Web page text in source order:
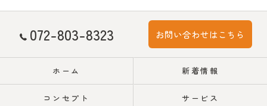
072-803-8323 お問い合わせはこちら
ホーム 新着情報
コンセプト サービス